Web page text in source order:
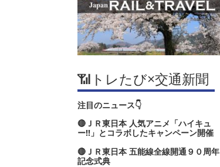
📶トレたび×交通新聞
注目のニュース👇
🔴ＪＲ東日本 人気アニメ「ハイキュ
ー‼」とコラボしたキャンペーン開催
🔴ＪＲ東日本 五能線全線開通９０周年
記念式典